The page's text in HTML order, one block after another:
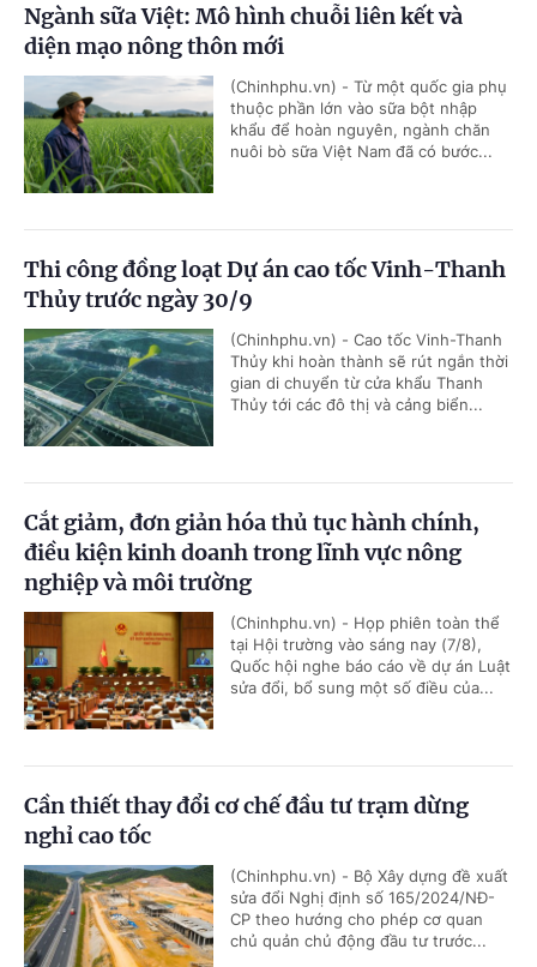
Ngành sữa Việt: Mô hình chuỗi liên kết và
diện mạo nông thôn mới
(Chinhphu.vn) - Từ một quốc gia phụ
thuộc phần lớn vào sữa bột nhập
khẩu để hoàn nguyên, ngành chăn
nuôi bò sữa Việt Nam đã có bước...
Thi công đồng loạt Dự án cao tốc Vinh-Thanh
Thủy trước ngày 30/9
(Chinhphu.vn) - Cao tốc Vinh-Thanh
Thủy khi hoàn thành sẽ rút ngắn thời
gian di chuyển từ cửa khẩu Thanh
Thủy tới các đô thị và cảng biển...
Cắt giảm, đơn giản hóa thủ tục hành chính,
điều kiện kinh doanh trong lĩnh vực nông
nghiệp và môi trường
(Chinhphu.vn) - Họp phiên toàn thể
tại Hội trường vào sáng nay (7/8),
Quốc hội nghe báo cáo về dự án Luật
sửa đổi, bổ sung một số điều của...
Cần thiết thay đổi cơ chế đầu tư trạm dừng
nghỉ cao tốc
(Chinhphu.vn) - Bộ Xây dựng đề xuất
sửa đổi Nghị định số 165/2024/NĐ-
CP theo hướng cho phép cơ quan
chủ quản chủ động đầu tư trước...